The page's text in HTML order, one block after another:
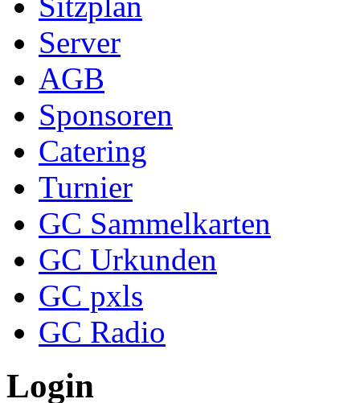
Server
AGB
Sponsoren
Catering
Turnier
GC Sammelkarten
GC Urkunden
GC pxls
GC Radio
Login